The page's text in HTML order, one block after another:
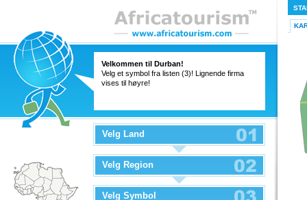
Velkommen til Durban!
Velg et symbol fra listen (3)! Lignende firma
vises til høyre!
Velg Land
Velg Region
Velg Symbol